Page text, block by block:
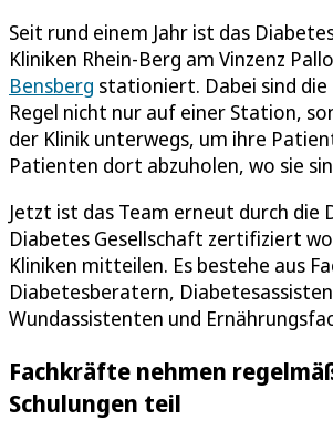
Seit rund einem Jahr ist das
Kliniken Rhein-Berg am Vinzenz
Bensberg stationiert. Dabei sind
Regel nicht nur auf einer Station,
der Klinik unterwegs, um ihre
Patienten dort abzuholen, wo sie
Jetzt ist das Team erneut durch die
Diabetes Gesellschaft zertifiziert
Kliniken mitteilen. Es bestehe aus
Diabetesberatern,
Wundassistenten und
Fachkräfte nehmen
Schulungen teil